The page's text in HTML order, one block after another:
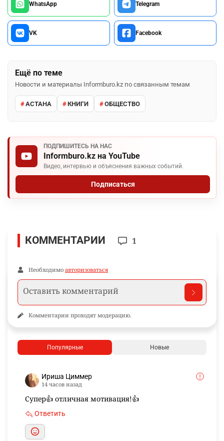
WhatsApp Telegram
VK Facebook
Ещё по теме
Новости и материалы Informburo.kz по связанным темам
АСТАНА КНИГИ ОБЩЕСТВО
ПОДПИШИТЕСЬ НА НАС
Informburo.kz на YouTube
Видео, интервью и объяснения важных событий.
Подписаться
КОММЕНТАРИИ 1
Необходимо авторизоваться
Комментарии проходят модерацию.
Популярные Новые
Ириша Циммер
14 часов назад
Супер👍 отличная мотивация!👍
Ответить